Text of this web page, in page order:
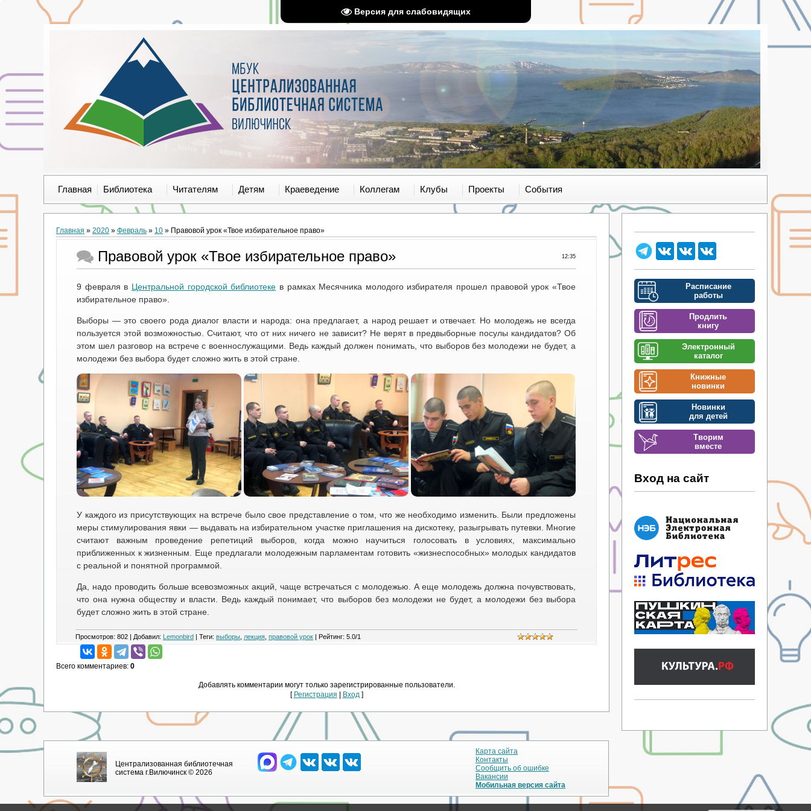
Версия для слабовидящих
Главная Библиотека Читателям Детям Краеведение Коллегам Клубы Проекты События
Главная » 2020 » Февраль » 10 » Правовой урок «Твое избирательное право»
12:35
Правовой урок «Твое избирательное право»
9 февраля в Центральной городской библиотеке в рамках Месячника молодого избирателя прошел правовой урок «Твое
избирательное право».
Выборы — это своего рода диалог власти и народа: она предлагает, а народ решает и отвечает. Но молодежь не всегда
пользуется этой возможностью. Считают, что от них ничего не зависит? Не верят в предвыборные посулы кандидатов? Об
этом шел разговор на встрече с военнослужащими. Ведь каждый должен понимать, что выборов без молодежи не будет, а
молодежи без выбора будет сложно жить в этой стране.
У каждого из присутствующих на встрече было свое представление о том, что же необходимо изменить. Были предложены
меры стимулирования явки — выдавать на избирательном участке приглашения на дискотеку, разыгрывать путевки. Многие
считают важным проведение репетиций выборов, когда можно научиться голосовать в условиях, максимально
приближенных к жизненным. Еще предлагали молодежным парламентам готовить «жизнеспособных» молодых кандидатов
с реальной и понятной программой.
Да, надо проводить больше всевозможных акций, чаще встречаться с молодежью. А еще молодежь должна почувствовать,
что она нужна обществу и власти. Ведь каждый понимает, что выборов без молодежи не будет, а молодежи без выбора
будет сложно жить в этой стране.
Просмотров: 802 | Добавил: Lemonbird | Теги: выборы лекция правовой урок | Рейтинг: 5.0/1
Всего комментариев: 0
Добавлять комментарии могут только зарегистрированные пользователи.
[ Регистрация | Вход ]
Расписание
работы
Продлить
книгу
Электронный
каталог
Книжные
новинки
Новинки
для детей
Творим
вместе
Вход на сайт
Централизованная библиотечная
система г.Вилючинск © 2026
Карта сайта
Контакты
Сообщить об ошибке
Вакансии
Мобильная версия сайта